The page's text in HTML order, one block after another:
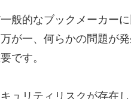
般的なブックメーカー
が一、何らかの問題が
です。
ュリティリスクが存在